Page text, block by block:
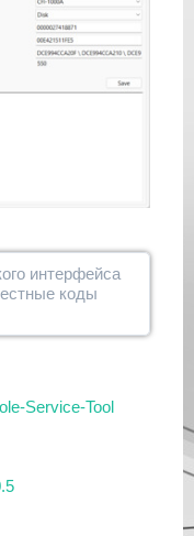
интерфейса
коды
Service-Tool